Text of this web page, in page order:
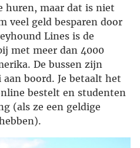
huren, maar dat is niet
veel geld besparen door
Lines is de
met meer dan 4000
De bussen zijn
boord. Je betaalt het
bestelt en studenten
(als ze een geldige